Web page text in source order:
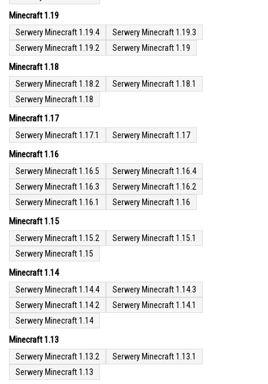
Minecraft 1.19
Serwery Minecraft 1.19.4
Serwery Minecraft 1.19.3
Serwery Minecraft 1.19.2
Serwery Minecraft 1.19
Minecraft 1.18
Serwery Minecraft 1.18.2
Serwery Minecraft 1.18.1
Serwery Minecraft 1.18
Minecraft 1.17
Serwery Minecraft 1.17.1 Serwery Minecraft 1.17
Minecraft 1.16
Serwery Minecraft 1.16.5
Serwery Minecraft 1.16.4
Serwery Minecraft 1.16.3
Serwery Minecraft 1.16.2
Serwery Minecraft 1.16.1
Serwery Minecraft 1.16
Minecraft 1.15
Serwery Minecraft 1.15.2
Serwery Minecraft 1.15.1
Serwery Minecraft 1.15
Minecraft 1.14
Serwery Minecraft 1.14.4
Serwery Minecraft 1.14.3
Serwery Minecraft 1.14.2
Serwery Minecraft 1.14.1
Serwery Minecraft 1.14
Minecraft 1.13
Serwery Minecraft 1.13.2
Serwery Minecraft 1.13.1
Serwery Minecraft 1.13